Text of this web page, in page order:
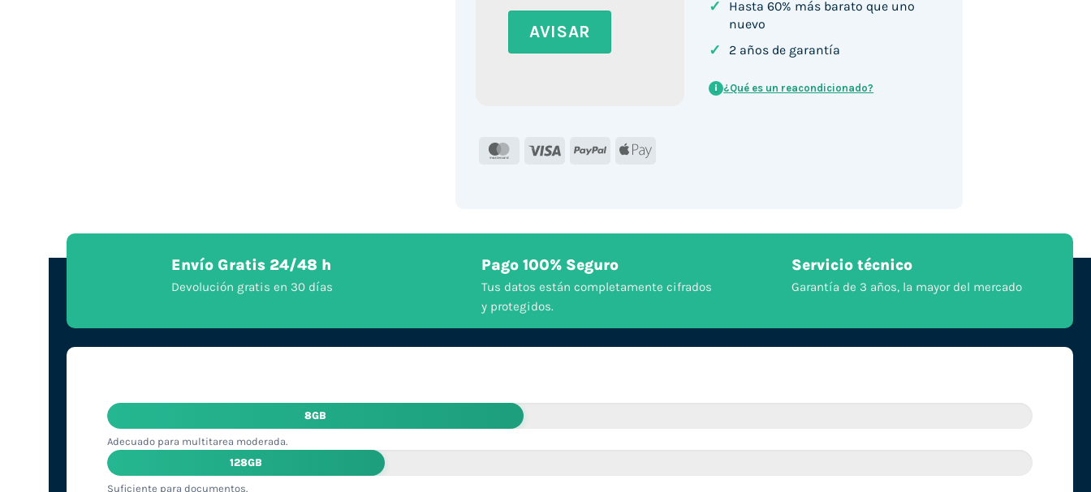
MasterCard
Visa PayPal Apple
✓
Hasta 60% más barato que uno
nuevo
✓ 2 años de garantía
i ¿Qué es un reacondicionado?
Envío Gratis 24/48 h
Devolución gratis en 30 días
Pago 100% Seguro
Tus datos están completamente cifrados
y protegidos.
Servicio técnico
Garantía de 3 años, la mayor del mercado
8GB
Adecuado para multitarea moderada.
128GB
Suficiente para documentos.